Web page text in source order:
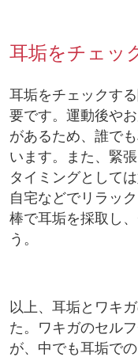
耳垢をチェッ
耳垢をチェックす
要です。運動後や
があるため、誰で
います。また、緊
タイミングとして
自宅などでリラッ
棒で耳垢を採取し
う。
以上、耳垢とワキ
た。ワキガのセル
が、中でも耳垢で